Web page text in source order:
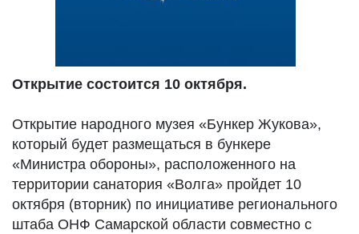
Открытие состоится 10 октября.
Открытие народного музея «Бункер Жукова»,
который будет размещаться в бункере
«Министра обороны», расположенного на
территории санатория «Волга» пройдет 10
октября (вторник) по инициативе регионального
штаба ОНФ Самарской области совместно с